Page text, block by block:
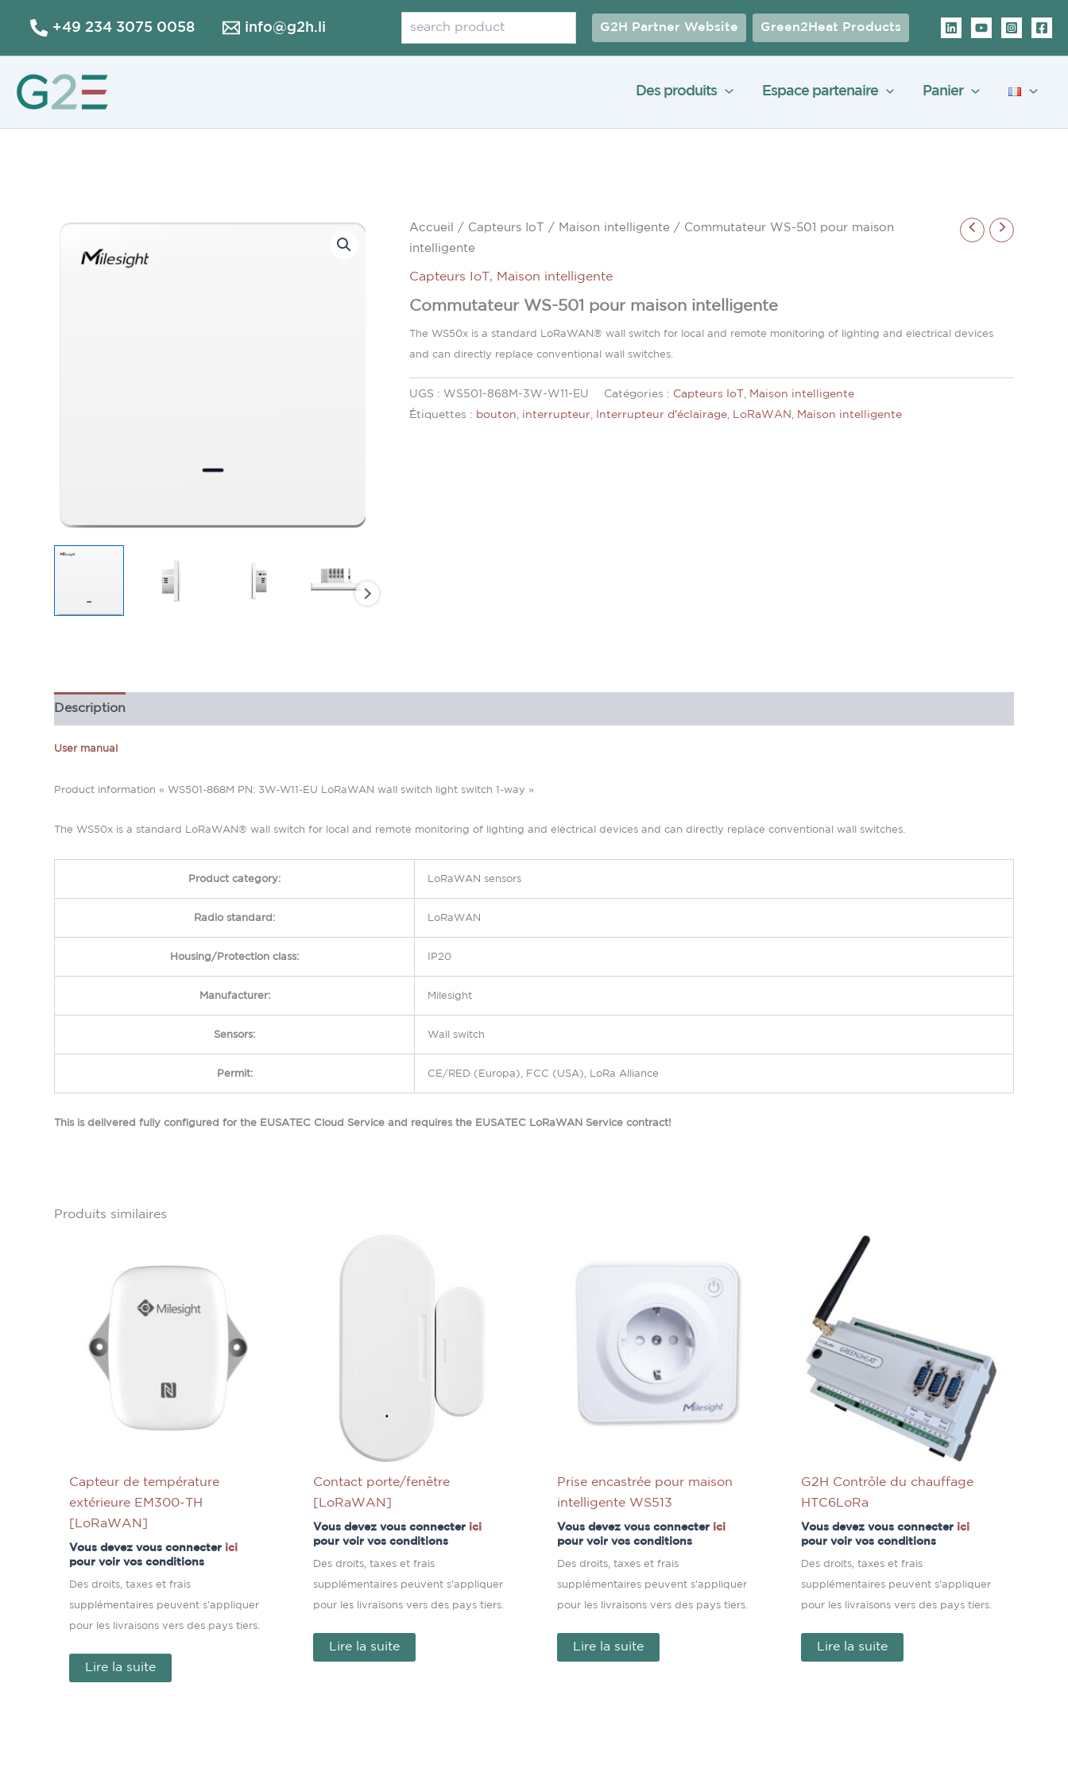
+49 234 3075 0058 info@g2h.li G2H Partner Website Green2Heat Products
Des produits Espace partenaire Panier
Accueil / Capteurs IoT / Maison intelligente / Commutateur WS-501 pour maison
intelligente
Capteurs IoT, Maison intelligente
Commutateur WS-501 pour maison intelligente
The WS50x is a standard LoRaWAN® wall switch for local and remote monitoring of lighting and electrical devices
and can directly replace conventional wall switches.
UGS : WS501-868M-3W-W11-EU Catégories : Capteurs IoT,
Maison intelligente
Étiquettes : bouton interrupteur, Interrupteur d'éclairage, LoRaWAN Maison intelligente
Description
User manual
Product information « WS501-868M PN: 3W-W11-EU LoRaWAN wall switch light switch 1-way »
The WS50x is a standard LoRaWAN® wall switch for local and remote monitoring of lighting and electrical devices and can directly replace conventional wall switches.
Product category: LoRaWAN sensors
Radio standard: LoRaWAN
Housing/Protection class: IP20
Manufacturer: Milesight
Sensors: Wall switch
Permit: CE/RED (Europa), FCC (USA), LoRa Alliance
This is delivered fully configured for the EUSATEC Cloud Service and requires the EUSATEC LoRaWAN Service contract!
Produits similaires
Capteur de température
extérieure EM300-TH
[LoRaWAN]
Vous devez vous connecter ici
pour voir vos conditions
Des droits, taxes et frais
supplémentaires peuvent s'appliquer
pour les livraisons vers des pays tiers.
Lire la suite
Contact porte/fenêtre
[LoRaWAN]
Vous devez vous connecter ici
pour voir vos conditions
Des droits, taxes et frais
supplémentaires peuvent s'appliquer
pour les livraisons vers des pays tiers.
Lire la suite
Prise encastrée pour maison
intelligente WS513
Vous devez vous connecter ici
pour voir vos conditions
Des droits, taxes et frais
supplémentaires peuvent s'appliquer
pour les livraisons vers des pays tiers.
Lire la suite
G2H Contrôle du chauffage
HTC6LoRa
Vous devez vous connecter ici
pour voir vos conditions
Des droits, taxes et frais
supplémentaires peuvent s'appliquer
pour les livraisons vers des pays tiers.
Lire la suite